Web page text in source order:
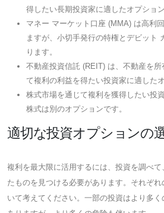
得したい長期投資家に適したオプション
マネー マーケット口座 (MMA) は高利
ますが、小切手発行の特権とデビット
ります。
不動産投資信託 (REIT) は、不動産を
て複利の利益を得たい投資家に適した
株式市場を通じて複利を獲得したい投
株式は別のオプションです。
適切な投資オプションの
複利を最大限に活用するには、投資を調べ
たものを見つける必要があります。それぞ
いて考えてください。一部の投資はより多